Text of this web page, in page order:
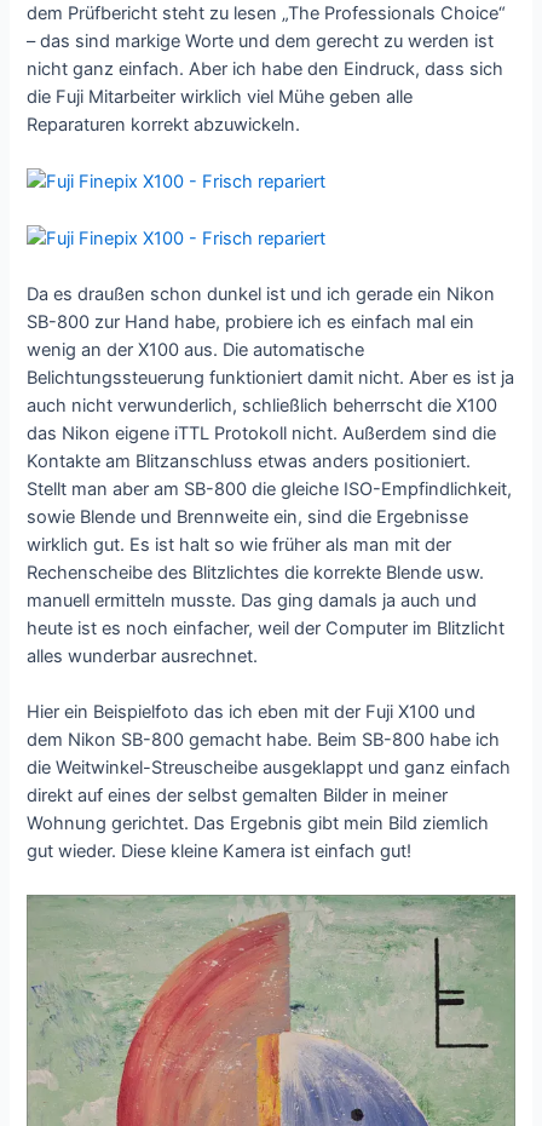
dem Prüfbericht steht zu lesen „The Professionals Choice“
– das sind markige Worte und dem gerecht zu werden ist
nicht ganz einfach. Aber ich habe den Eindruck, dass sich
die Fuji Mitarbeiter wirklich viel Mühe geben alle
Reparaturen korrekt abzuwickeln.
Da es draußen schon dunkel ist und ich gerade ein Nikon
SB-800 zur Hand habe, probiere ich es einfach mal ein
wenig an der X100 aus. Die automatische
Belichtungssteuerung funktioniert damit nicht. Aber es ist ja
auch nicht verwunderlich, schließlich beherrscht die X100
das Nikon eigene iTTL Protokoll nicht. Außerdem sind die
Kontakte am Blitzanschluss etwas anders positioniert.
Stellt man aber am SB-800 die gleiche ISO-Empfindlichkeit,
sowie Blende und Brennweite ein, sind die Ergebnisse
wirklich gut. Es ist halt so wie früher als man mit der
Rechenscheibe des Blitzlichtes die korrekte Blende usw.
manuell ermitteln musste. Das ging damals ja auch und
heute ist es noch einfacher, weil der Computer im Blitzlicht
alles wunderbar ausrechnet.
Hier ein Beispielfoto das ich eben mit der Fuji X100 und
dem Nikon SB-800 gemacht habe. Beim SB-800 habe ich
die Weitwinkel-Streuscheibe ausgeklappt und ganz einfach
direkt auf eines der selbst gemalten Bilder in meiner
Wohnung gerichtet. Das Ergebnis gibt mein Bild ziemlich
gut wieder. Diese kleine Kamera ist einfach gut!